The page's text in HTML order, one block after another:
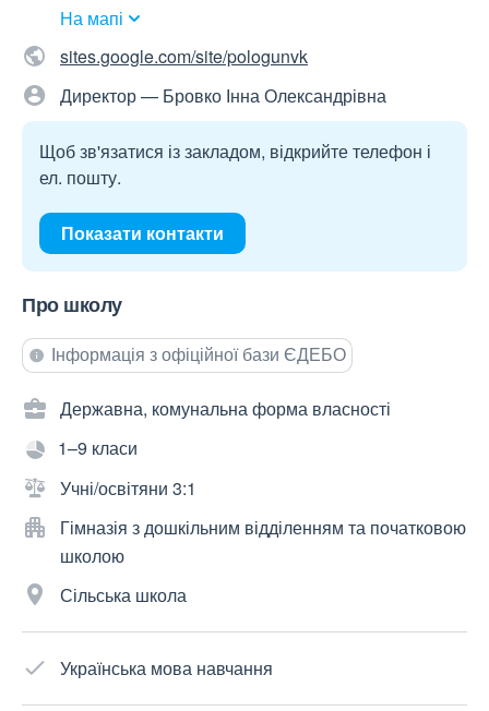
На мапі
sites.google.com/site/pologunvk
Директор — Бровко Інна Олександрівна
Щоб зв'язатися із закладом, відкрийте телефон і
ел. пошту.
Показати контакти
Про школу
Інформація з офіційної бази ЄДЕБО
Державна, комунальна форма власності
1–9 класи
Учні/освітяни 3:1
Гімназія з дошкільним відділенням та початковою
школою
Сільська школа
Українська мова навчання